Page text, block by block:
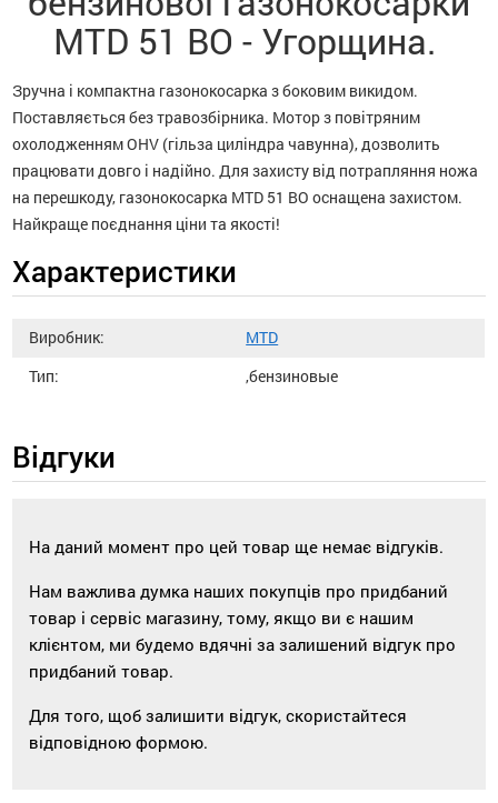
MTD 51 BO - Угорщина.
Зручна і компактна газонокосарка з боковим викидом.
Поставляється без травозбірника. Мотор з повітряним
охолодженням ОНV (гільза циліндра чавунна), дозволить
працювати довго і надійно. Для захисту від потрапляння ножа
на перешкоду, газонокосарка MTD 51 BO оснащена захистом.
Найкраще поєднання ціни та якості!
Характеристики
Виробник:
MTD
Тип:
,бензиновые
Відгуки
На даний момент про цей товар ще немає відгуків.
Нам важлива думка наших покупців про придбаний
товар і сервіс магазину, тому, якщо ви є нашим
клієнтом, ми будемо вдячні за залишений відгук про
придбаний товар.
Для того, щоб залишити відгук, скористайтеся
відповідною формою.